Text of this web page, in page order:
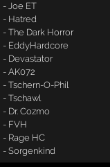
- Joe ET
- Hatred
- The Dark Horror
- EddyHardcore
- Devastator
- AK072
- Tschern-O-Phil
- Tschawl
- Dr. Cozmo
- FVH
- Rage HC
- Sorgenkind